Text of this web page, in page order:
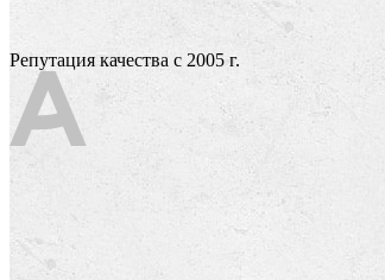
Репутация качества с 2005 г.